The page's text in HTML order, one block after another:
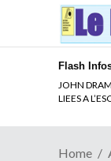
Flash
JOHN
LIEES A
ELECTION
Quand
Home